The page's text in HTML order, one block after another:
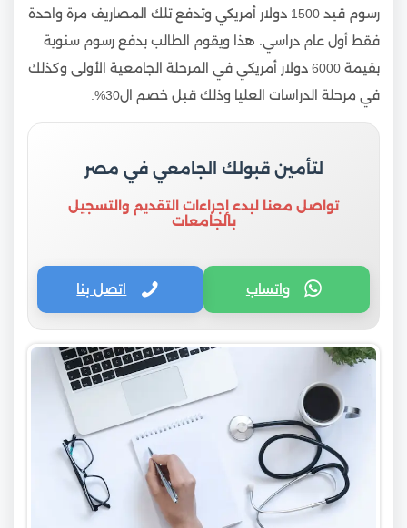
رسوم قيد 1500 دولار أمريكي وتدفع تلك المصاريف مرة واحدة
فقط أول عام دراسي. هذا ويقوم الطالب بدفع رسوم سنوية
بقيمة 6000 دولار أمريكي في المرحلة الجامعية الأولى وكذلك
في مرحلة الدراسات العليا وذلك قبل خصم ال30%.
لتأمين قبولك الجامعي في مصر
تواصل معنا لبدء إجراءات التقديم والتسجيل
بالجامعات
واتساب اتصل بنا